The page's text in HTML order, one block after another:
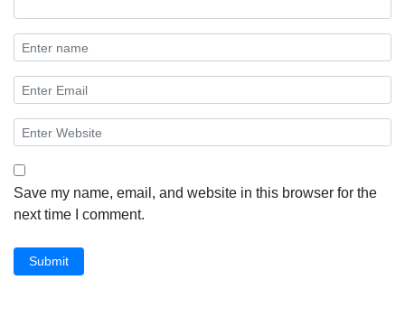
Save my name, email, and website in this browser for the
next time I comment.
Submit